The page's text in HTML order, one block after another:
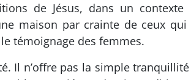
de Jésus, dans un
maison par crainte de ceux
témoignage des femmes.
Il n’offre pas la simple